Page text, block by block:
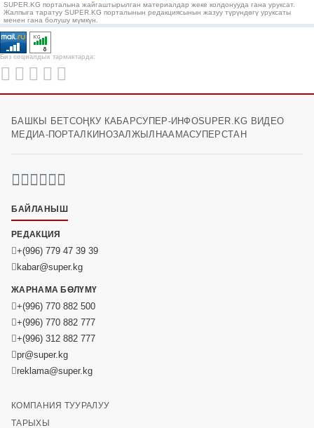
SUPER.KG порталына жайгаштырылган материалдар жеке колдонууда гана уруксат.
Жалпыга таратуу SUPER.KG порталынын редакциясынын жазуу түрүндөгү уруксаты
менен гана болушу мүмкүн.
Биз социалдык тармактарда:
БАШКЫ БЕТСОҢКУ КАБАРСУПЕР-ИНФОSUPER.KG ВИДЕО
МЕДИА-ПОРТАЛ КИНОЗАЛ ЖЫЛНААМАСУПЕРСТАН
БАЙЛАНЫШ
РЕДАКЦИЯ
+(996) 779 47 39 39
kabar@super.kg
ЖАРНАМА БӨЛҮМҮ
+(996) 770 882 500
+(996) 770 882 777
+(996) 312 882 777
pr@super.kg
reklama@super.kg
КОМПАНИЯ ТУУРАЛУУ
ТАРЫХЫ